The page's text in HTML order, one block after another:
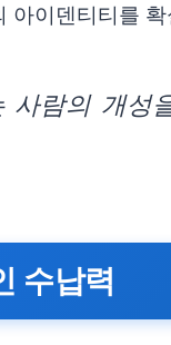
아이덴티티를
사람의 개성
수납력